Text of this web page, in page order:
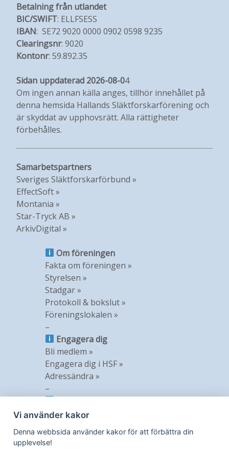
Betalning från utlandet
BIC/SWIFT: ELLFSESS
IBAN: SE72 9020 0000 0902 0598 9235
Clearingsnr: 9020
Kontonr: 59.892.35
Sidan uppdaterad 2026-08-04
Om ingen annan källa anges, tillhör innehållet på
denna hemsida Hallands Släktforskarförening och
är skyddat av upphovsrätt. Alla rättigheter
förbehålles.
Samarbetspartners
Sveriges Släktforskarförbund »
EffectSoft »
Montania »
Star-Tryck AB »
ArkivDigital »
Om föreningen
Fakta om föreningen »
Styrelsen »
Stadgar »
Protokoll & bokslut »
Föreningslokalen »
–
Engagera dig
Bli medlem »
Engagera dig i HSF »
Adressändra »
–
Nyheter »
Medlemstidning »
Vi använder kakor
Denna webbsida använder kakor för att förbättra din
upplevelse!